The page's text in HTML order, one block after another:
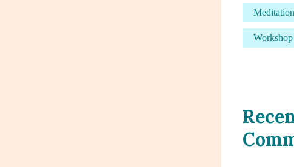
Meditation
Workshop